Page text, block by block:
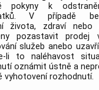
pokyny k
V případě
života, zdraví nebo
pozastavit prodej
služeb anebo
li to naléhavost
oznámit ústně a
vyhotovení rozhodnutí.